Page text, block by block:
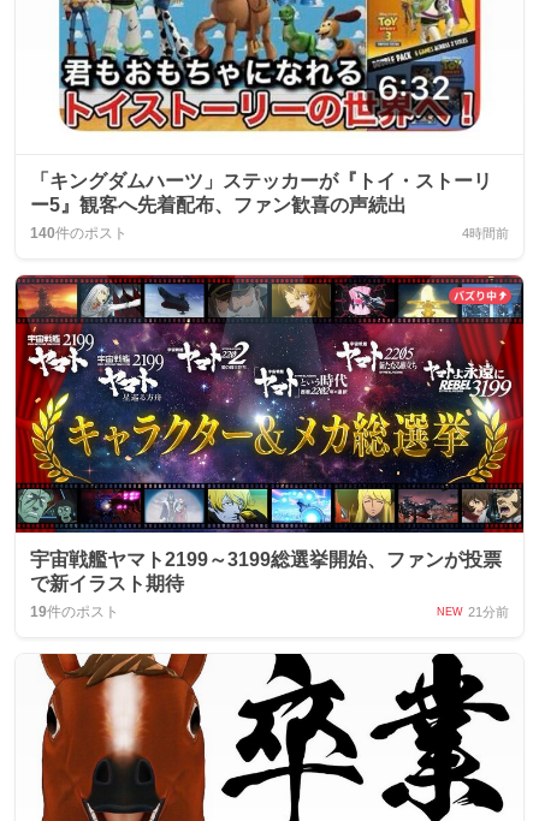
「キングダムハーツ」ステッカーが『トイ・ストーリ
ー5』観客へ先着配布、ファン歓喜の声続出
140件のポスト 4時間前
宇宙戦艦ヤマト2199～3199総選挙開始、ファンが投票
で新イラスト期待
19件のポスト NEW 21分前